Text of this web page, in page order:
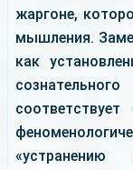
жаргоне,
мышления.
как